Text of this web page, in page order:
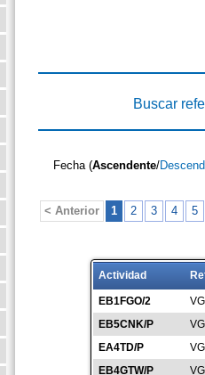
Buscar
Fecha (Ascendente/
< Anterior 1 2 3 4 5
Actividad
EB1FGO/2
EB5CNK/P
EA4TD/P
EB4GTW/P